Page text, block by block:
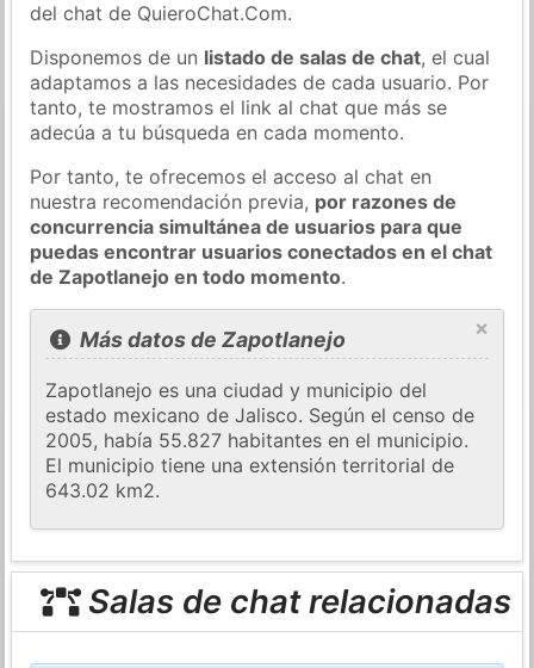
del chat de QuieroChat.Com.
Disponemos de un listado de salas de chat, el cual
adaptamos a las necesidades de cada usuario. Por
tanto, te mostramos el link al chat que más se
adecúa a tu búsqueda en cada momento.
Por tanto, te ofrecemos el acceso al chat en
nuestra recomendación previa, por razones de
concurrencia simultánea de usuarios para que
puedas encontrar usuarios conectados en el chat
de Zapotlanejo en todo momento.
×
Más datos de Zapotlanejo
Zapotlanejo es una ciudad y municipio del
estado mexicano de Jalisco. Según el censo de
2005, había 55.827 habitantes en el municipio.
El municipio tiene una extensión territorial de
643.02 km2.
Salas de chat relacionadas